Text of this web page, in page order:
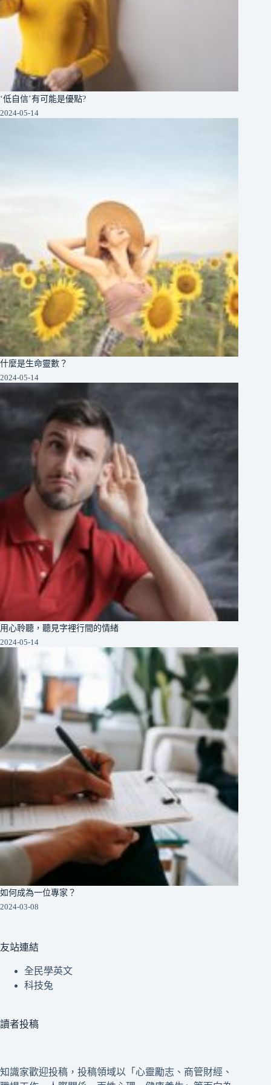
‘低自信’有可能是優點?
2024-05-14
什麼是生命靈數？
2024-05-14
用心聆聽，聽見字裡行間的情緒
2024-05-14
如何成為一位專家？
2024-03-08
友站連結
全民學英文
科技兔
讀者投稿
知識家歡迎投稿，投稿領域以「心靈勵志、商管財經、